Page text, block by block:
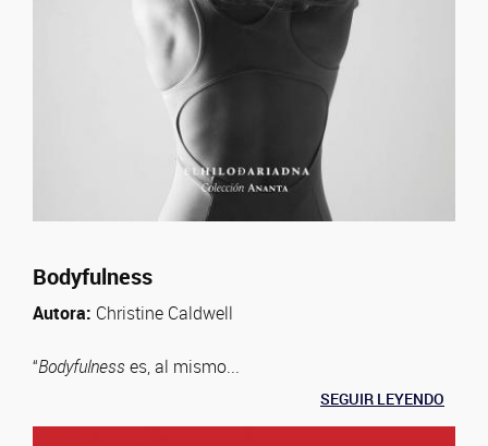
Bodyfulness
Autora: Christine Caldwell
“Bodyfulnesses, al mismo...
SEGUIR LEYENDO